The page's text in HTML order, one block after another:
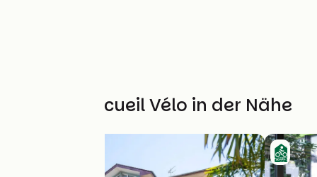
Weitere Accueil Vélo in der Nähe